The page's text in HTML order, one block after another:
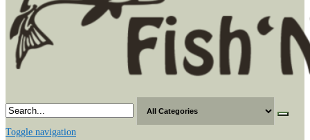
Toggle navigation